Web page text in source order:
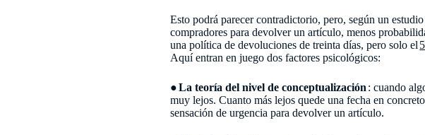
Esto podrá parecer contradictorio, pero, según un estudio
compradores para devolver un artículo, menos
una política de devoluciones de treinta días, pero solo el
Aquí entran en juego dos factores psicológicos:
●La teoría del nivel de conceptualización : cuando
muy lejos. Cuanto más lejos quede una fecha en
sensación de urgencia para devolver un artículo.